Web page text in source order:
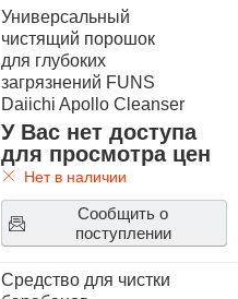
Универсальный
чистящий порошок
для глубоких
загрязнений FUNS
Daiichi Apollo Cleanser
У Вас нет доступа
для просмотра цен
Нет в наличии
Сообщить о
поступлении
Средство для чистки